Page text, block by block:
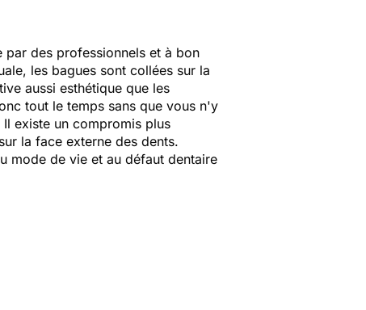
par des professionnels et à bon
les bagues sont collées sur la
aussi esthétique que les
tout le temps sans que vous n'y
existe un compromis plus
la face externe des dents.
mode de vie et au défaut dentaire